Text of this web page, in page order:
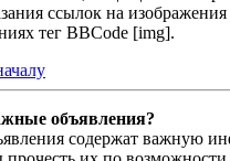
ссылок на изображения
тег BBCode [img].
объявления?
содержат важную